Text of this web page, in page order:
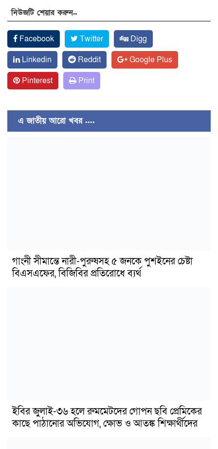
নিউজটি শেয়ার করুন..
Facebook Twitter
Digg
Linkedin
Reddit
Google Plus
Pinterest
Print
এ জাতীয় আরো খবর ....
গাংনী সীমান্তে নারী-পুরুষসহ ৫ জনকে পুশইনের চেষ্টা
বিএসএফের, বিজিবির প্রতিরোধে ব্যর্থ
ইবির জুলাই-৩৬ হলে রুমমেটদের গোপন ছবি প্রেমিকের
কাছে পাঠানোর অভিযোগ, ক্ষোভ ও আতঙ্ক শিক্ষার্থীদের